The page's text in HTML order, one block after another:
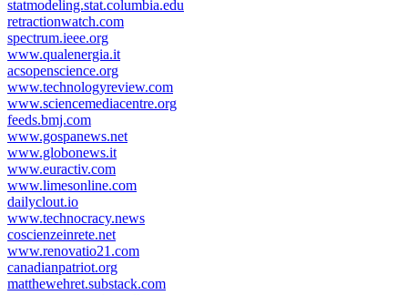
statmodeling.stat.columbia.edu
retractionwatch.com
spectrum.ieee.org
www.qualenergia.it
acsopenscience.org
www.technologyreview.com
www.sciencemediacentre.org
feeds.bmj.com
www.gospanews.net
www.globonews.it
www.euractiv.com
www.limesonline.com
dailyclout.io
www.technocracy.news
coscienzeinrete.net
www.renovatio21.com
canadianpatriot.org
matthewehret.substack.com